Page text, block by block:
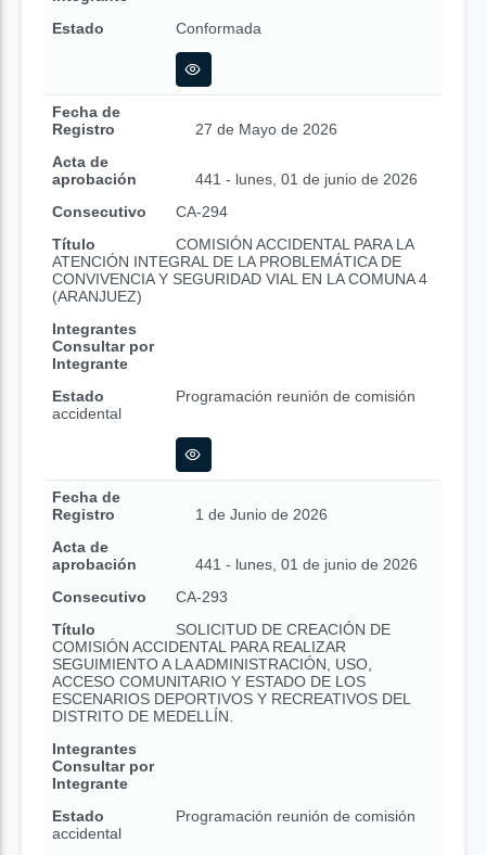
Estado
Conformada
Fecha de
Registro
27 de Mayo de 2026
Acta de
aprobación
441 - lunes, 01 de junio de 2026
Consecutivo
CA-294
Título
COMISIÓN ACCIDENTAL PARA LA
ATENCIÓN INTEGRAL DE LA PROBLEMÁTICA DE
CONVIVENCIA Y SEGURIDAD VIAL EN LA COMUNA 4
(ARANJUEZ)
Integrantes
Consultar por
Integrante
Estado
Programación reunión de comisión
accidental
Fecha de
Registro
1 de Junio de 2026
Acta de
aprobación
441 - lunes, 01 de junio de 2026
Consecutivo
CA-293
Título
SOLICITUD DE CREACIÓN DE
COMISIÓN ACCIDENTAL PARA REALIZAR
SEGUIMIENTO A LA ADMINISTRACIÓN, USO,
ACCESO COMUNITARIO Y ESTADO DE LOS
ESCENARIOS DEPORTIVOS Y RECREATIVOS DEL
DISTRITO DE MEDELLÍN.
Integrantes
Consultar por
Integrante
Estado
Programación reunión de comisión
accidental